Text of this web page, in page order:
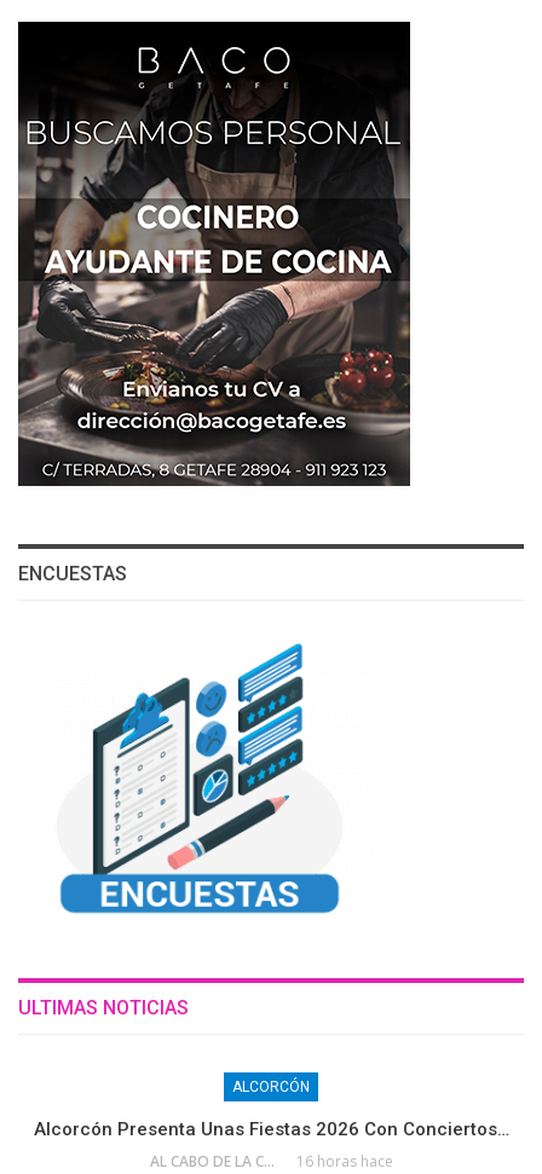
ENCUESTAS
ULTIMAS NOTICIAS
ALCORCÓN
Alcorcón Presenta Unas Fiestas 2026 Con Conciertos…
AL CABO DE LA CALLE 16 horas hace